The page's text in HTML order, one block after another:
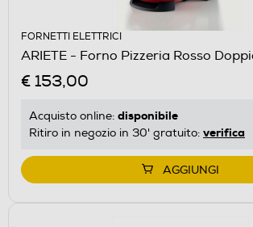
FORNETTI ELETTRICI
ARIETE - Forno Pizzeria Rosso
€ 153,00
Acquisto online: disponibile
Ritiro in negozio in 30' gratuito: verifica
AGGIUNGI